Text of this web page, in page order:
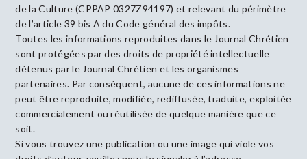
de la Culture (CPPAP 0327Z94197) et relevant du périmètre
de l’article 39 bis A du Code général des impôts.
Toutes les informations reproduites dans le Journal Chrétien
sont protégées par des droits de propriété intellectuelle
détenus par le Journal Chrétien et les organismes
partenaires. Par conséquent, aucune de ces informations ne
peut être reproduite, modifiée, rediffusée, traduite, exploitée
commercialement ou réutilisée de quelque manière que ce
soit.
Si vous trouvez une publication ou une image qui viole vos